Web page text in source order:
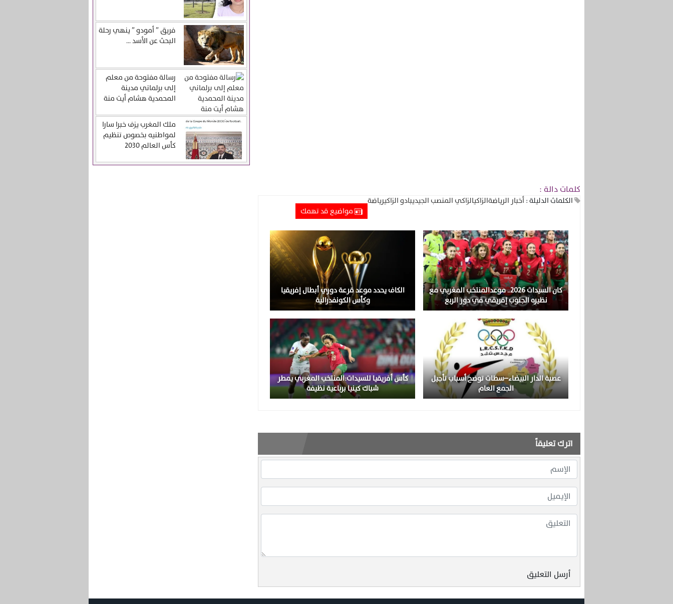
كلمات دالة :
الكلماث الدليلة :أخبار الرياضةالزاكيالزاكي المنصب الجيديبادو الزاكيرياضة
مواضيع قد تهمك
كان السيدات 2026.. موعدالمنتخب المغربي مع
نظيره الجنوب إفريقي في دور الربع
الكاف يحدد موعد قرعة دوري أبطال إفريقيا
وكأس الكونفدرالية
عصبة الدار البيضاء–سطات توضح أسباب تأجيل
الجمع العام
كأس أفريقيا للسيدات:المنتخب المغربي يمطر
شباك كينيا برباعية نظيفة
اترك تعليقاً
أرسل التعليق
فريق ” أمودو ” ينهي رحلة
البحث عن الأسد ...
رسالة مفتوحة من معلم
إلى برلماني مدينة
المحمدية هشام أيت منة
ملك المغرب يزف خبرا سارا
لمواطنيه بخصوص تنظيم
كأس العالم 2030